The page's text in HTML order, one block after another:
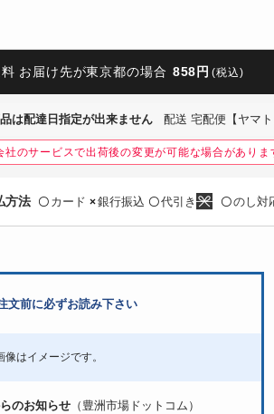
お届け先が東京都の場合 858円 (税込)
は配達日指定が出来ません 配送 宅配便【ヤマト
社のサービスで出荷後の変更が可能な場合があり
方法 〇 カード ×銀行振込 〇代引き 〇のし対
文前に必ずお読み下さい
像はイメージです。
のお知らせ（豊洲市場ドットコム）